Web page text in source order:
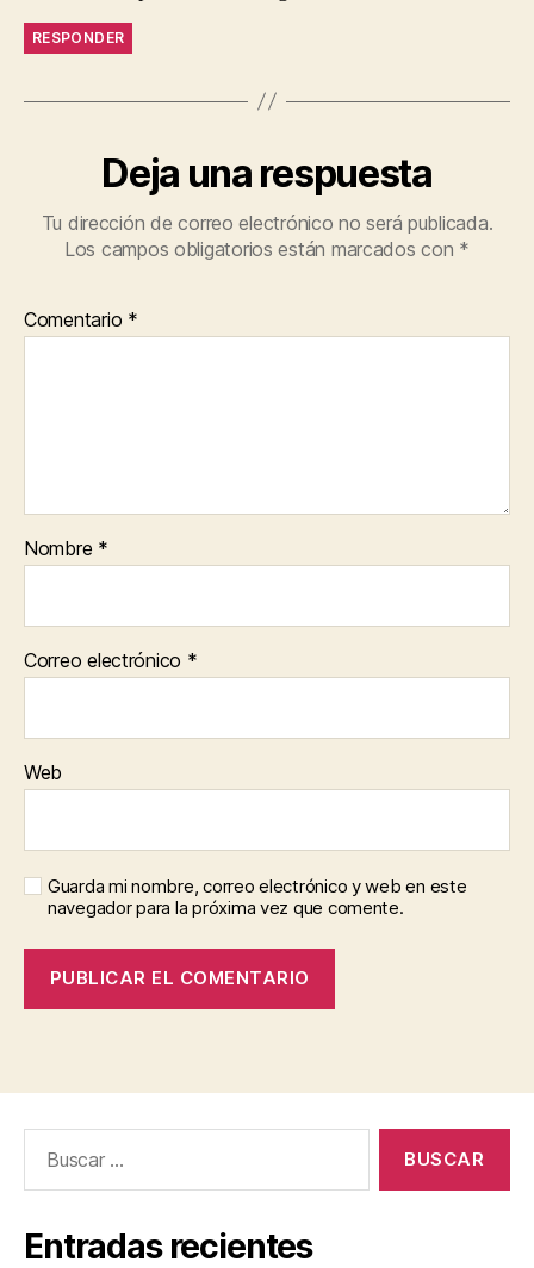
RESPONDER
Deja una respuesta
Tu dirección de correo electrónico no será publicada.
Los campos obligatorios están marcados con *
Comentario *
Nombre *
Correo electrónico *
Web
Guarda mi nombre, correo electrónico y web en este
navegador para la próxima vez que comente.
Entradas recientes